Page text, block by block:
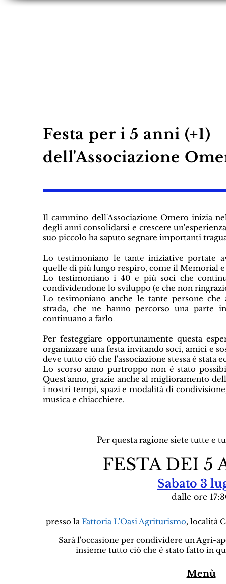
Festa per i 5 anni (+1)
dell'Associazione
Il cammino dell'Associazione Omero inizia
degli anni consolidarsi e crescere
suo piccolo ha saputo segnare importanti
Lo testimoniano le tante iniziative portate
quelle di più lungo respiro, come il Memorial
Lo testimoniano i 40 e più soci che
condividendone lo sviluppo (e che non
Lo tesimoniano anche le tante persone
strada, che ne hanno percorso una parte
continuano a farlo.
Per festeggiare opportunamente questa
organizzare una festa invitando soci, amici e
deve tutto ciò che l'associazione stessa è stata
Lo scorso anno purtroppo non è stato
Quest'anno, grazie anche al miglioramento
i nostri tempi, spazi e modalità di
musica e chiacchiere.
Per questa ragione siete tutte e
FESTA DEI 5
Sabato 3
dalle ore
presso laFattoria L'Oasi Agriturismo, località
Sarà l'occasione per condividere un Agri-
insieme tutto ciò che è stato fatto in
Menù